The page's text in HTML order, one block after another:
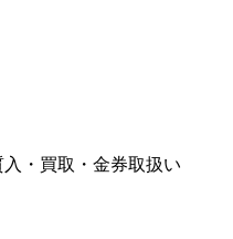
・買取・金券取扱い